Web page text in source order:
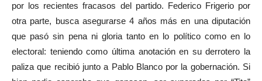
por los recientes fracasos del partido. Federico Frigerio por
otra parte, busca asegurarse 4 años más en una diputación
que pasó sin pena ni gloria tanto en lo político como en lo
electoral: teniendo como última anotación en su derrotero la
paliza que recibió junto a Pablo Blanco por la gobernación. Si